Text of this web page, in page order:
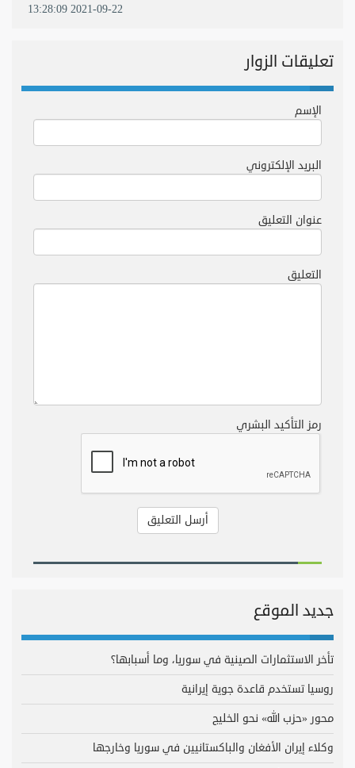
2021-09-22 13:28:09
تعليقات الزوار
الإسم
البريد الإلكتروني
عنوان التعليق
التعليق
رمز التأكيد البشري
جديد الموقع
تأخر الاستثمارات الصينية في سوريا، وما أسبابها؟
روسيا تستخدم قاعدة جوية إيرانية
محور «حزب الله» نحو الخليج
وكلاء إيران الأفغان والباكستانيين في سوريا وخارجها